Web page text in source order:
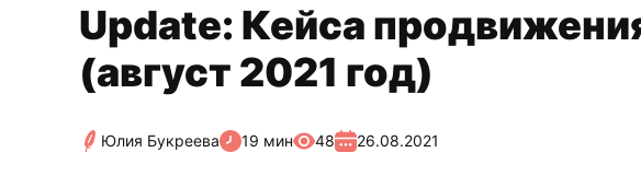
Update: Кейса
(август 2021 год)
Юлия Букреева 19 мин 48 26.08.2021